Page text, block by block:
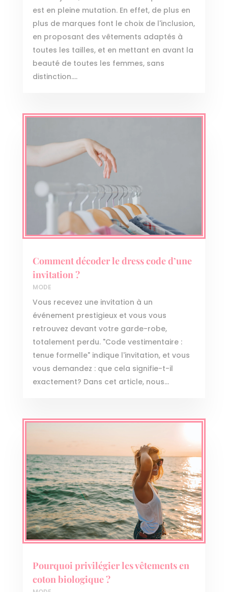
est en pleine mutation. En effet, de plus en
plus de marques font le choix de l'inclusion,
en proposant des vêtements adaptés à
toutes les tailles, et en mettant en avant la
beauté de toutes les femmes, sans
distinction....
Comment décoder le dress code d’une
invitation ?
MODE
Vous recevez une invitation à un
événement prestigieux et vous vous
retrouvez devant votre garde-robe,
totalement perdu. "Code vestimentaire :
tenue formelle" indique l'invitation, et vous
vous demandez : que cela signifie-t-il
exactement? Dans cet article, nous...
Pourquoi privilégier les vêtements en
coton biologique ?